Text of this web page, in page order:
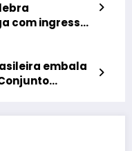
com ingressos
embala